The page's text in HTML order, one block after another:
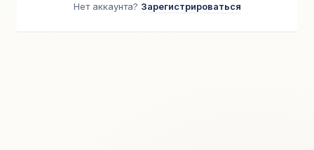
Нет аккаунта? Зарегистрироваться